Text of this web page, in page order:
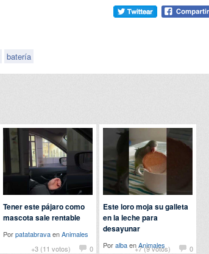
batería
+3 (11 votos)
0
Tener este pájaro como
mascota sale rentable
PorpatatabravaenAnimales
+7 (9 votos)
0
Este loro moja su galleta
en la leche para
desayunar
PoralbaenAnimales